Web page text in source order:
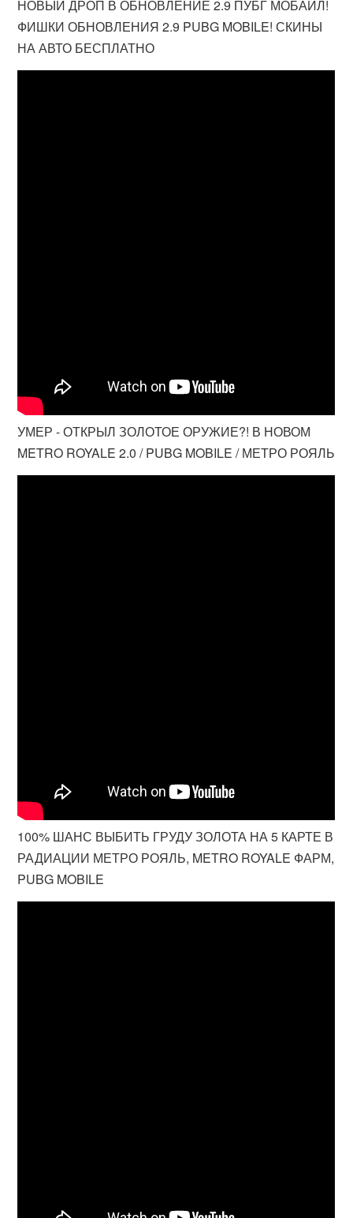
НОВЫЙ ДРОП В ОБНОВЛЕНИЕ 2.9 ПУБГ МОБАЙЛ!
ФИШКИ ОБНОВЛЕНИЯ 2.9 PUBG MOBILE! СКИНЫ
НА АВТО БЕСПЛАТНО
УМЕР - ОТКРЫЛ ЗОЛОТОЕ ОРУЖИЕ?! В НОВОМ
METRO ROYALE 2.0 / PUBG MOBILE / МЕТРО РОЯЛЬ
100% ШАНС ВЫБИТЬ ГРУДУ ЗОЛОТА НА 5 КАРТЕ В
РАДИАЦИИ МЕТРО РОЯЛЬ, METRO ROYALE ФАРМ,
PUBG MOBILE